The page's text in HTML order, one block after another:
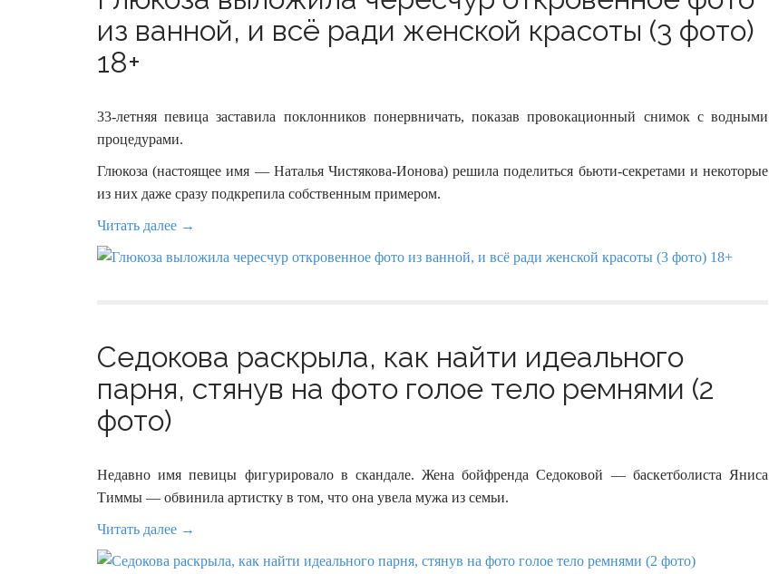
из ванной, и всё ради женской красоты (3 фото)
18+
33-летняя певица заставила поклонников понервничать, показав провокационный снимок с водными
процедурами.
Глюкоза (настоящее имя — Наталья Чистякова-Ионова) решила поделиться бьюти-секретами и некоторые
из них даже сразу подкрепила собственным примером.
Читать далее →
Седокова раскрыла, как найти идеального
парня, стянув на фото голое тело ремнями (2
фото)
Недавно имя певицы фигурировало в скандале. Жена бойфренда Седоковой — баскетболиста Яниса
Тиммы — обвинила артистку в том, что она увела мужа из семьи.
Читать далее →